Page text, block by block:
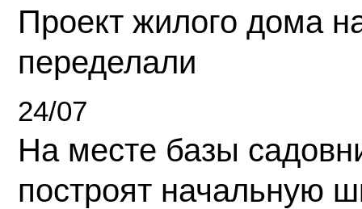
Проект жилого дома
переделали
24/07
На месте базы
построят начальную